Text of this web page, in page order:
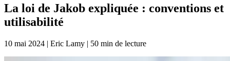
La loi de Jakob expliquée : conventions et
utilisabilité
10 mai 2024 | Eric Lamy | 50 min de lecture